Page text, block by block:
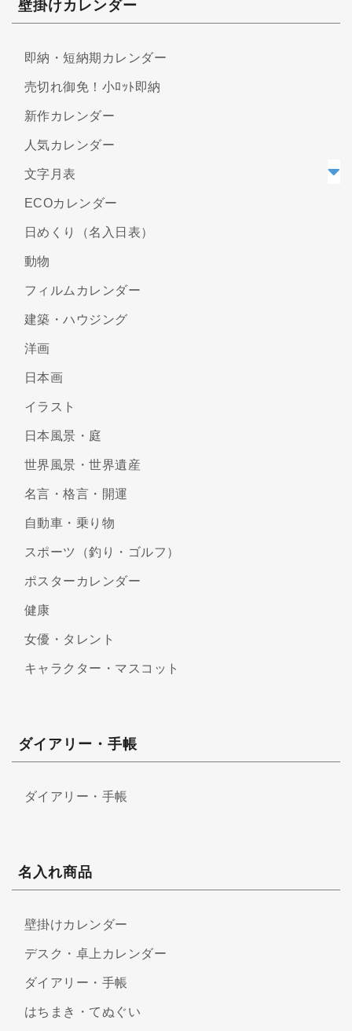
壁掛けカレンダー
即納・短納期カレンダー
売切れ御免！小ﾛｯﾄ即納
新作カレンダー
人気カレンダー
文字月表
ECOカレンダー
日めくり（名入日表）
動物
フィルムカレンダー
建築・ハウジング
洋画
日本画
イラスト
日本風景・庭
世界風景・世界遺産
名言・格言・開運
自動車・乗り物
スポーツ（釣り・ゴルフ）
ポスターカレンダー
健康
女優・タレント
キャラクター・マスコット
ダイアリー・手帳
ダイアリー・手帳
名入れ商品
壁掛けカレンダー
デスク・卓上カレンダー
ダイアリー・手帳
はちまき・てぬぐい